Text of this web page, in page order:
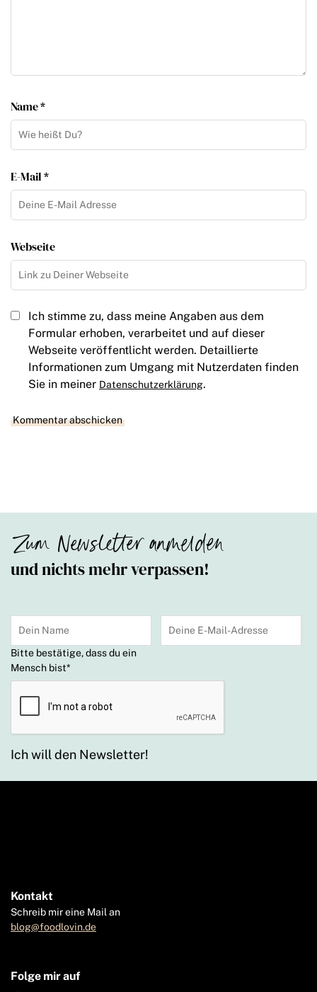
Name *
E-Mail *
Webseite
Ich stimme zu, dass meine Angaben aus dem
Formular erhoben, verarbeitet und auf dieser
Webseite veröffentlicht werden. Detaillierte
Informationen zum Umgang mit Nutzerdaten finden
Sie in meiner Datenschutzerklärung.
Zum Newsletter anmelden
und nichts mehr verpassen!
Bitte bestätige, dass du ein
Mensch bist*
Ich will den Newsletter!
Kontakt
Schreib mir eine Mail an
blog@foodlovin.de
Folge mir auf